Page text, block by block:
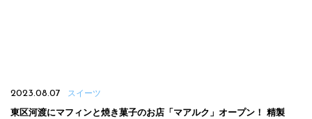
2023.08.07 スイーツ
東区河渡にマフィンと焼き菓子のお店「マアルク」オープン！ 精製